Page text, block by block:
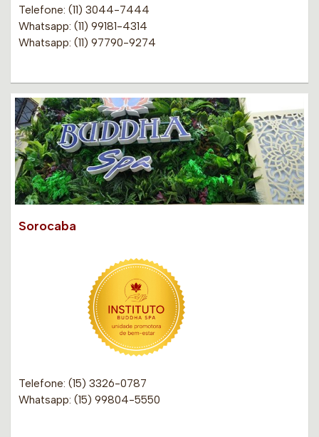
Telefone: (11) 3044-7444
Whatsapp: (11) 99181-4314
Whatsapp: (11) 97790-9274
Sorocaba
Telefone: (15) 3326-0787
Whatsapp: (15) 99804-5550